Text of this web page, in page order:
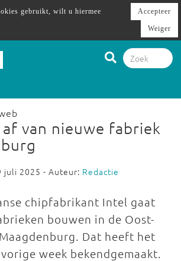
van nieuwe fabriek
juli 2025 - Auteur: Redactie
chipfabrikant Intel gaat
bouwen in de Oost-
Dat heeft het
week bekendgemaakt.
gebruikt, wilt u hiermee
Accepteer
Weiger